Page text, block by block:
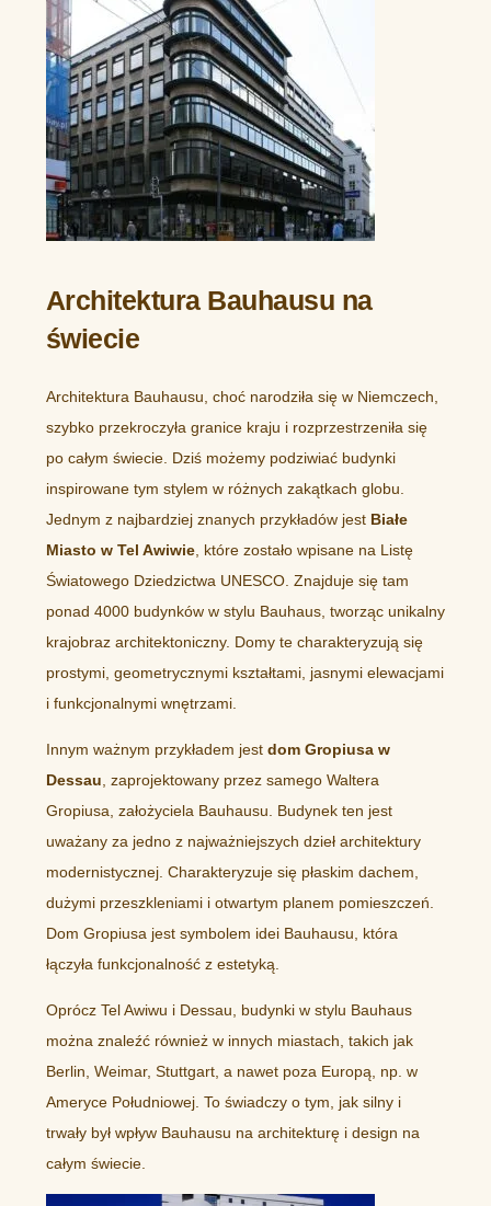
Architektura Bauhausu na
świecie
Architektura Bauhausu, choć narodziła się w Niemczech,
szybko przekroczyła granice kraju i rozprzestrzeniła się
po całym świecie. Dziś możemy podziwiać budynki
inspirowane tym stylem w różnych zakątkach globu.
Jednym z najbardziej znanych przykładów jest Białe
Miasto w Tel Awiwie , które zostało wpisane na Listę
Światowego Dziedzictwa UNESCO. Znajduje się tam
ponad 4000 budynków w stylu Bauhaus, tworząc unikalny
krajobraz architektoniczny. Domy te charakteryzują się
prostymi, geometrycznymi kształtami, jasnymi elewacjami
i funkcjonalnymi wnętrzami.
Innym ważnym przykładem jest dom Gropiusa w
Dessau , zaprojektowany przez samego Waltera
Gropiusa, założyciela Bauhausu. Budynek ten jest
uważany za jedno z najważniejszych dzieł architektury
modernistycznej. Charakteryzuje się płaskim dachem,
dużymi przeszkleniami i otwartym planem pomieszczeń.
Dom Gropiusa jest symbolem idei Bauhausu, która
łączyła funkcjonalność z estetyką.
Oprócz Tel Awiwu i Dessau, budynki w stylu Bauhaus
można znaleźć również w innych miastach, takich jak
Berlin, Weimar, Stuttgart, a nawet poza Europą, np. w
Ameryce Południowej. To świadczy o tym, jak silny i
trwały był wpływ Bauhausu na architekturę i design na
całym świecie.